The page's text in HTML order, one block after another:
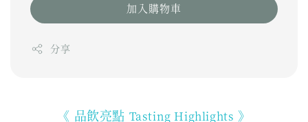
加入購物車
分享
《 品飲亮點 Tasting Highlights 》